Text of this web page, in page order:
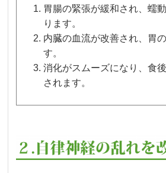
胃腸の緊張が緩和され、蠕
ります。
内臓の血流が改善され、胃
す。
消化がスムーズになり、食
されます。